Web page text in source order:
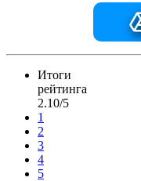
Итоги
рейтинга
2.10/5
1
2
3
4
5